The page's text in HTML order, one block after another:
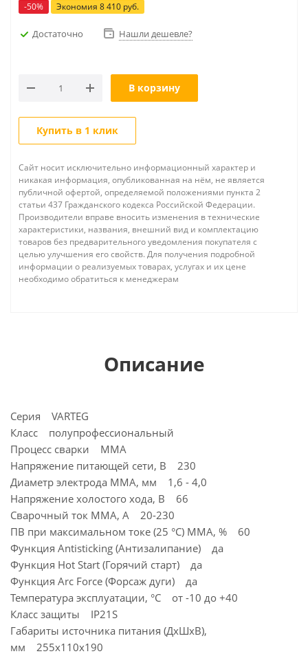
-50% Экономия 8 410 руб.
Достаточно Нашли дешевле?
В корзину
Купить в 1 клик
Сайт носит исключительно информационный характер и
никакая информация, опубликованная на нём, не является
публичной офертой, определяемой положениями пункта 2
статьи 437 Гражданского кодекса Российской Федерации.
Производители вправе вносить изменения в технические
характеристики, названия, внешний вид и комплектацию
товаров без предварительного уведомления покупателя с
целью улучшения его свойств. Для получения подробной
информации о реализуемых товарах, услугах и их цене
необходимо обратиться к менеджерам
Описание
Серия VARTEG
Класс полупрофессиональный
Процесс сварки ММА
Напряжение питающей сети, В 230
Диаметр электрода MMA, мм 1,6 - 4,0
Напряжение холостого хода, В 66
Сварочный ток MMA, А 20-230
ПВ при максимальном токе (25 °C) ММА, % 60
Функция Antisticking (Антизалипание) да
Функция Hot Start (Горячий старт) да
Функция Arc Force (Форсаж дуги) да
Температура эксплуатации, °C от -10 до +40
Класс защиты IP21S
Габариты источника питания (ДхШхВ),
мм 255х110х190